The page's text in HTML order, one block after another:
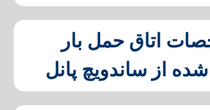
اتاق حمل بار
از ساندویچ پانل